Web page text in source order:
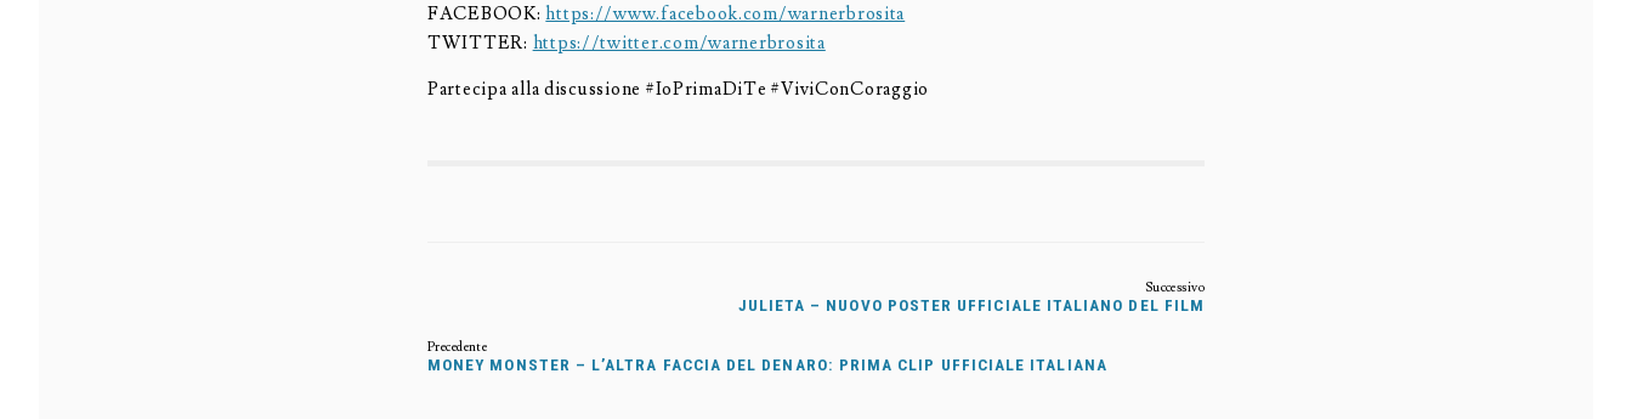
FACEBOOK:https://www.facebook.com/warnerbrosita
TWITTER: https://twitter.com/warnerbrosita
Partecipa alla discussione #IoPrimaDiTe #ViviConCoraggio
JULIETA – NUOVO POSTER UFFICIALE ITALIANO DEL FILM
MONEY MONSTER – L’ALTRA FACCIA DEL DENARO: PRIMA CLIP UFFICIALE ITALIANA